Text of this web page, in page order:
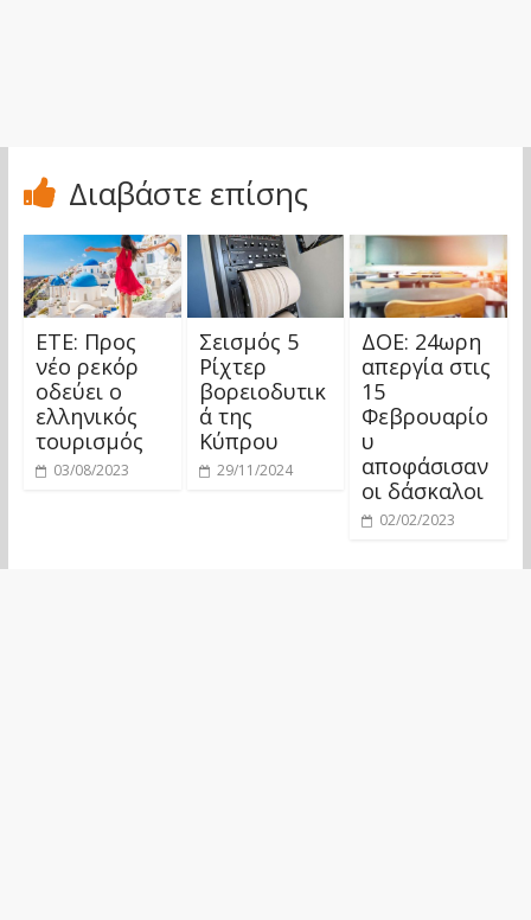
Διαβάστε επίσης
ΕΤΕ: Προς
νέο ρεκόρ
οδεύει ο
ελληνικός
τουρισμός
03/08/2023
Σεισμός 5
Ρίχτερ
βορειοδυτικ
ά της
Κύπρου
29/11/2024
ΔΟΕ: 24ωρη
απεργία στις
15
Φεβρουαρίο
υ
αποφάσισαν
οι δάσκαλοι
02/02/2023